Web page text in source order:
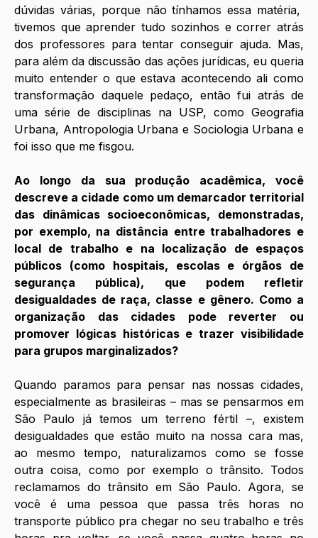
dúvidas várias, porque não tínhamos essa matéria,
tivemos que aprender tudo sozinhos e correr atrás
dos professores para tentar conseguir ajuda. Mas,
para além da discussão das ações jurídicas, eu queria
muito entender o que estava acontecendo ali como
transformação daquele pedaço, então fui atrás de
uma série de disciplinas na USP, como Geografia
Urbana, Antropologia Urbana e Sociologia Urbana e
foi isso que me fisgou.
Ao longo da sua produção acadêmica, você
descreve a cidade como um demarcador territorial
das dinâmicas socioeconômicas, demonstradas,
por exemplo, na distância entre trabalhadores e
local de trabalho e na localização de espaços
públicos (como hospitais, escolas e órgãos de
segurança pública), que podem refletir
desigualdades de raça, classe e gênero. Como a
organização das cidades pode reverter ou
promover lógicas históricas e trazer visibilidade
para grupos marginalizados?
Quando paramos para pensar nas nossas cidades,
especialmente as brasileiras – mas se pensarmos em
São Paulo já temos um terreno fértil –, existem
desigualdades que estão muito na nossa cara mas,
ao mesmo tempo, naturalizamos como se fosse
outra coisa, como por exemplo o trânsito. Todos
reclamamos do trânsito em São Paulo. Agora, se
você é uma pessoa que passa três horas no
transporte público pra chegar no seu trabalho e três